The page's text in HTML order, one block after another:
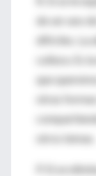
de ser uno
difíciles. La
cultura. Es
que
otras
otros temas.
P. Si se